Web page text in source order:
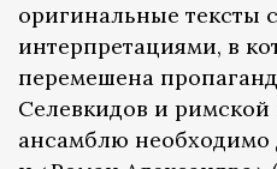
оригинальные тексты
интерпретациями, в
перемешена
Селевкидов и
ансамблю необходимо